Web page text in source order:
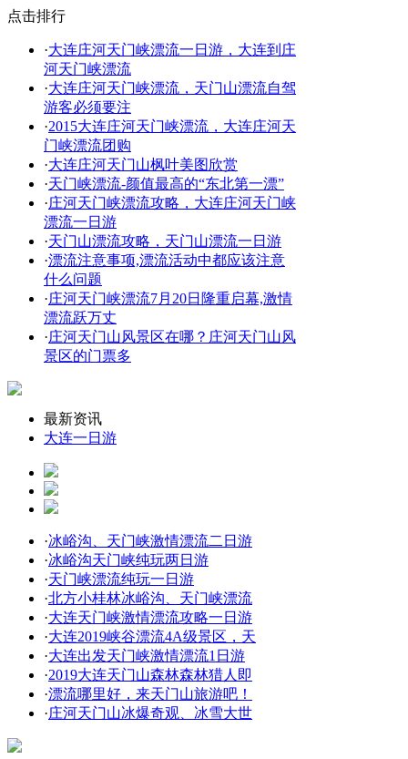
点击排行
·大连庄河天门峡漂流一日游，大连到庄
河天门峡漂流
·大连庄河天门峡漂流，天门山漂流自驾
游客必须要注
·2015大连庄河天门峡漂流，大连庄河天
门峡漂流团购
·大连庄河天门山枫叶美图欣赏
·天门峡漂流-颜值最高的“东北第一漂”
·庄河天门峡漂流攻略，大连庄河天门峡
漂流一日游
·天门山漂流攻略，天门山漂流一日游
·漂流注意事项,漂流活动中都应该注意
什么问题
·庄河天门峡漂流7月20日隆重启幕,激情
漂流跃万丈
·庄河天门山风景区在哪？庄河天门山风
景区的门票多
最新资讯
大连一日游
·冰峪沟、天门峡激情漂流二日游
·冰峪沟天门峡纯玩两日游
·天门峡漂流纯玩一日游
·北方小桂林冰峪沟、天门峡漂流
·大连天门峡激情漂流攻略一日游
·大连2019峡谷漂流4A级景区，天
·大连出发天门峡激情漂流1日游
·2019大连天门山森林森林猎人即
·漂流哪里好，来天门山旅游吧！
·庄河天门山冰爆奇观、冰雪大世